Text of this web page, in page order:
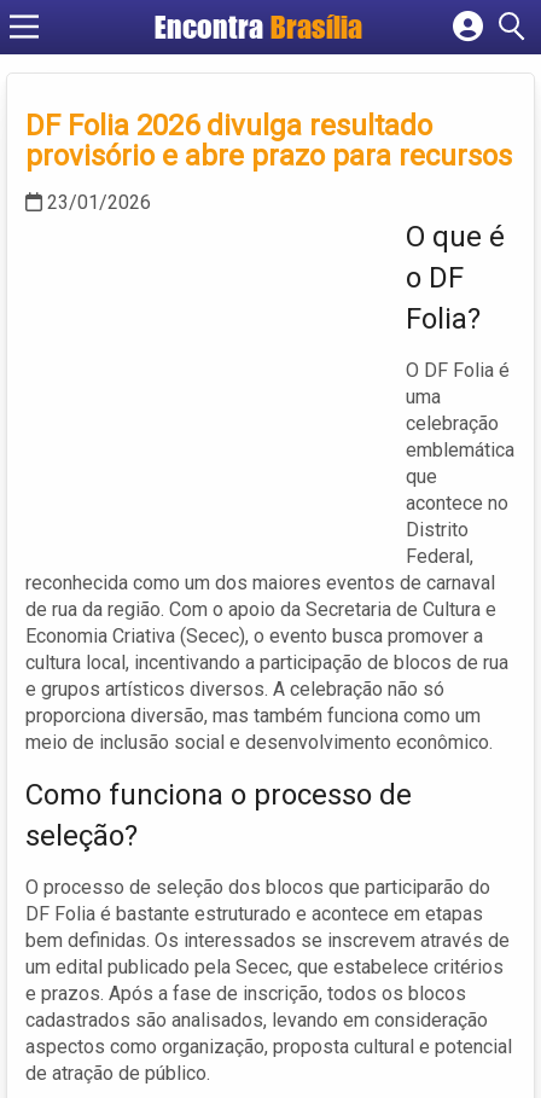
EncontraBrasília
Cadastrar empresa
Criar conta
DF Folia 2026 divulga resultado
provisório e abre prazo para recursos
23/01/2026
O que é
o DF
Folia?
O DF Folia é
uma
celebração
emblemática
que
acontece no
Distrito
Federal,
reconhecida como um dos maiores eventos de carnaval
de rua da região. Com o apoio da Secretaria de Cultura e
Economia Criativa (Secec), o evento busca promover a
cultura local, incentivando a participação de blocos de rua
e grupos artísticos diversos. A celebração não só
proporciona diversão, mas também funciona como um
meio de inclusão social e desenvolvimento econômico.
Como funciona o processo de
seleção?
O processo de seleção dos blocos que participarão do
DF Folia é bastante estruturado e acontece em etapas
bem definidas. Os interessados se inscrevem através de
um edital publicado pela Secec, que estabelece critérios
e prazos. Após a fase de inscrição, todos os blocos
cadastrados são analisados, levando em consideração
aspectos como organização, proposta cultural e potencial
de atração de público.